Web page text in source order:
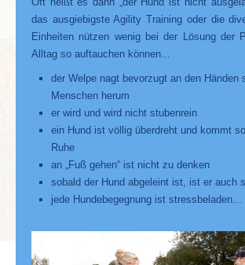
das ausgiebigste Agility Training oder die
Einheiten nützen wenig bei der Lösung der
Alltag so auftauchen können...
der Welpe nagt bevorzugt an den Händen
Menschen herum
er wird und wird nicht stubenrein
ein Hund ist völlig überdreht und kommt
Ruhe
an „Fuß gehen“ ist nicht zu denken
sobald der Hund abgeleint ist, ist er auch
jede Hundebegegnung ist stressbeladen...